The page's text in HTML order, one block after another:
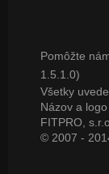
Pomôžte
1.5.1.0)
Všetky
Názov a
FITPRO,
© 2007 -